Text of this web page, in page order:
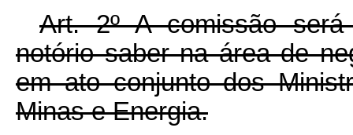
Art. 2º A comissão
notório saber na área de
em ato conjunto dos
Minas e Energia.